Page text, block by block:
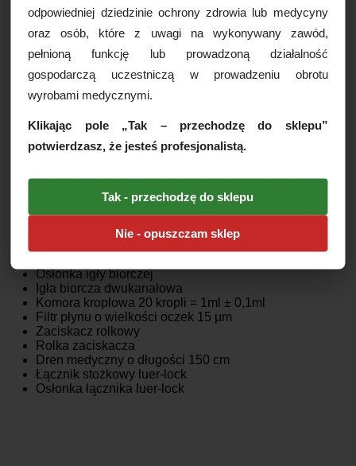
Cechy produktu:
Przyrząd do przetaczania płynów infuzyjnych
Do kroplówek
Sterylny
Luer Lock
Grawitacyjny
Sterylizowany EO
Jednorazowego użytku
Ref: B700719
Skład przyrządu do wlewów:
Osłonka igły biorczej
Igła biorcza dwukanałowa
Komora kroplowa 20 kropli = 1ml ± 0,1ml
Filtr płynu o wielkości oczek 15 µm
Zaciskacz rolkowy
Rolka zaciskacza
Dren medyczny o długości 150 cm
Łącznik stożkowy luer-lock
Osłonka łącznika luer-lock
odpowiedniej dziedzinie ochrony zdrowia lub medycyny
oraz osób, które z uwagi na wykonywany zawód,
pełnioną funkcję lub prowadzoną działalność
gospodarczą uczestniczą w prowadzeniu obrotu
wyrobami medycznymi.
Klikając pole „Tak – przechodzę do sklepu”
potwierdzasz, że jesteś profesjonalistą.
Tak - przechodzę do sklepu
Nie - opuszczam sklep